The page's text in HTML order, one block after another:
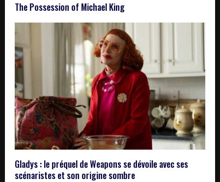
The Possession of Michael King
Gladys : le préquel de Weapons se dévoile avec ses
scénaristes et son origine sombre